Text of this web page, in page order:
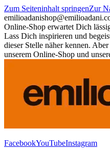
Zum Seiteninhalt springenZur
emilioadani
Online-Shop erwartet Dich
Lass Dich inspirieren und
dieser Stelle näher kennen.
unserem Online-Shop und
FacebookYouTubeInstagram